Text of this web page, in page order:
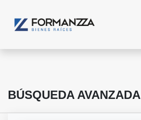
BÚSQUEDA AVANZADA